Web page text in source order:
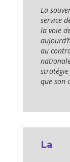
La
service
la voie
au
que son
La